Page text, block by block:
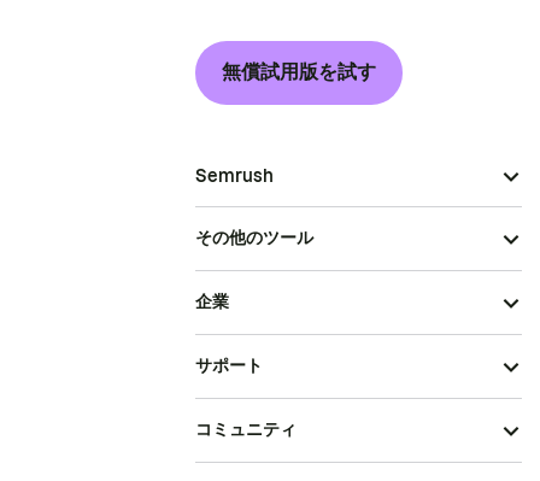
無償試用版を試す
Semrush
その他のツール
企業
サポート
コミュニティ